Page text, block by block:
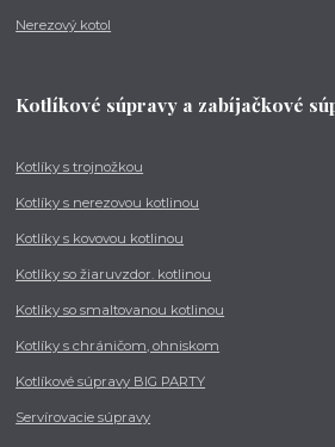
Nerezový kotol
Kotlíkové súpravy a zabíjačkové
Kotlíky s trojnožkou
Kotlíky s nerezovou kotlinou
Kotlíky s kovovou kotlinou
Kotlíky so žiaruvzdor. kotlinou
Kotlíky so smaltovanou kotlinou
Kotlíky s chráničom, ohniskom
Kotlíkové súpravy BIG PARTY
Servírovacie súpravy